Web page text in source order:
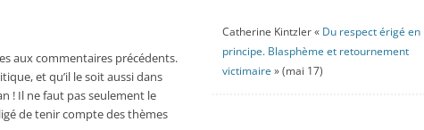
aux commentaires précédents.
et qu’il le soit aussi dans
! Il ne faut pas seulement le
de tenir compte des thèmes
Catherine Kintzler « Du respect érigé en
principe. Blasphème et retournement
victimaire » (mai 17)